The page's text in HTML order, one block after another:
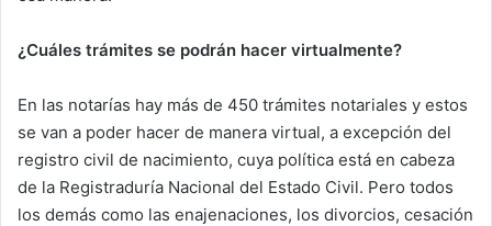
¿Cuáles trámites se podrán hacer virtualmente?
En las notarías hay más de 450 trámites notariales y estos
se van a poder hacer de manera virtual, a excepción del
registro civil de nacimiento, cuya política está en cabeza
de la Registraduría Nacional del Estado Civil. Pero todos
los demás como las enajenaciones, los divorcios, cesación